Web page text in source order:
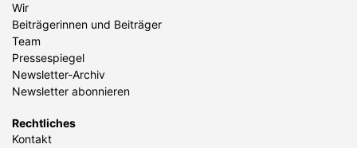
Wir
Beiträgerinnen und Beiträger
Team
Pressespiegel
Newsletter-Archiv
Newsletter abonnieren
Rechtliches
Kontakt